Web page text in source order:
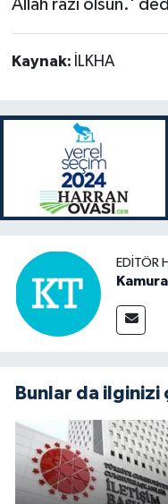
Allah razı olsun.'
Kaynak: İLKHA
EDITÖR
Bunlar da ilginizi